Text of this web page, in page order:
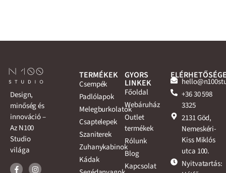
Design,
minőség és
innováció –
Az N100
Studio
világa
TERMÉKEK
Csempék
Padlólapok
Melegburkolatok
Csaptelepek
Szaniterek
Zuhanykabinok
Kádak
GYORS
LINKEK
Főoldal
Webáruház
Outlet
termékek
Rólunk
Blog
Kapcsolat
+36 30 598
3325
2131 Göd,
Nemeskéri-
Kiss Miklós
utca 100.
Nyitvatartás: